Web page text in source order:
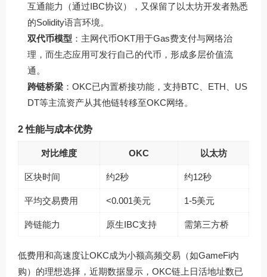
互通能力（通过IBC协议），又保留了以太坊开发者熟悉
的Solidity语言环境。
双代币模型 ：主网代币OKT用于Gas费支付与网络治
理，而生态应用可发行自己的代币，形成多层价值流
通。
跨链桥梁 ：OKC已内置桥接功能，支持BTC、ETH、US
DT等主流资产从其他链转移至OKC网络。
2 性能与成本优势
对比维度 OKC 以太坊
区块时间 约2秒 约12秒
平均交易费用 <0.001美元 1-5美元
跨链能力 原生IBC支持 需第三方桥
低费用和高速度让OKC成为小额高频交易（如GameFi内
购）的理想选择，近期数据显示，OKC链上日活地址数已